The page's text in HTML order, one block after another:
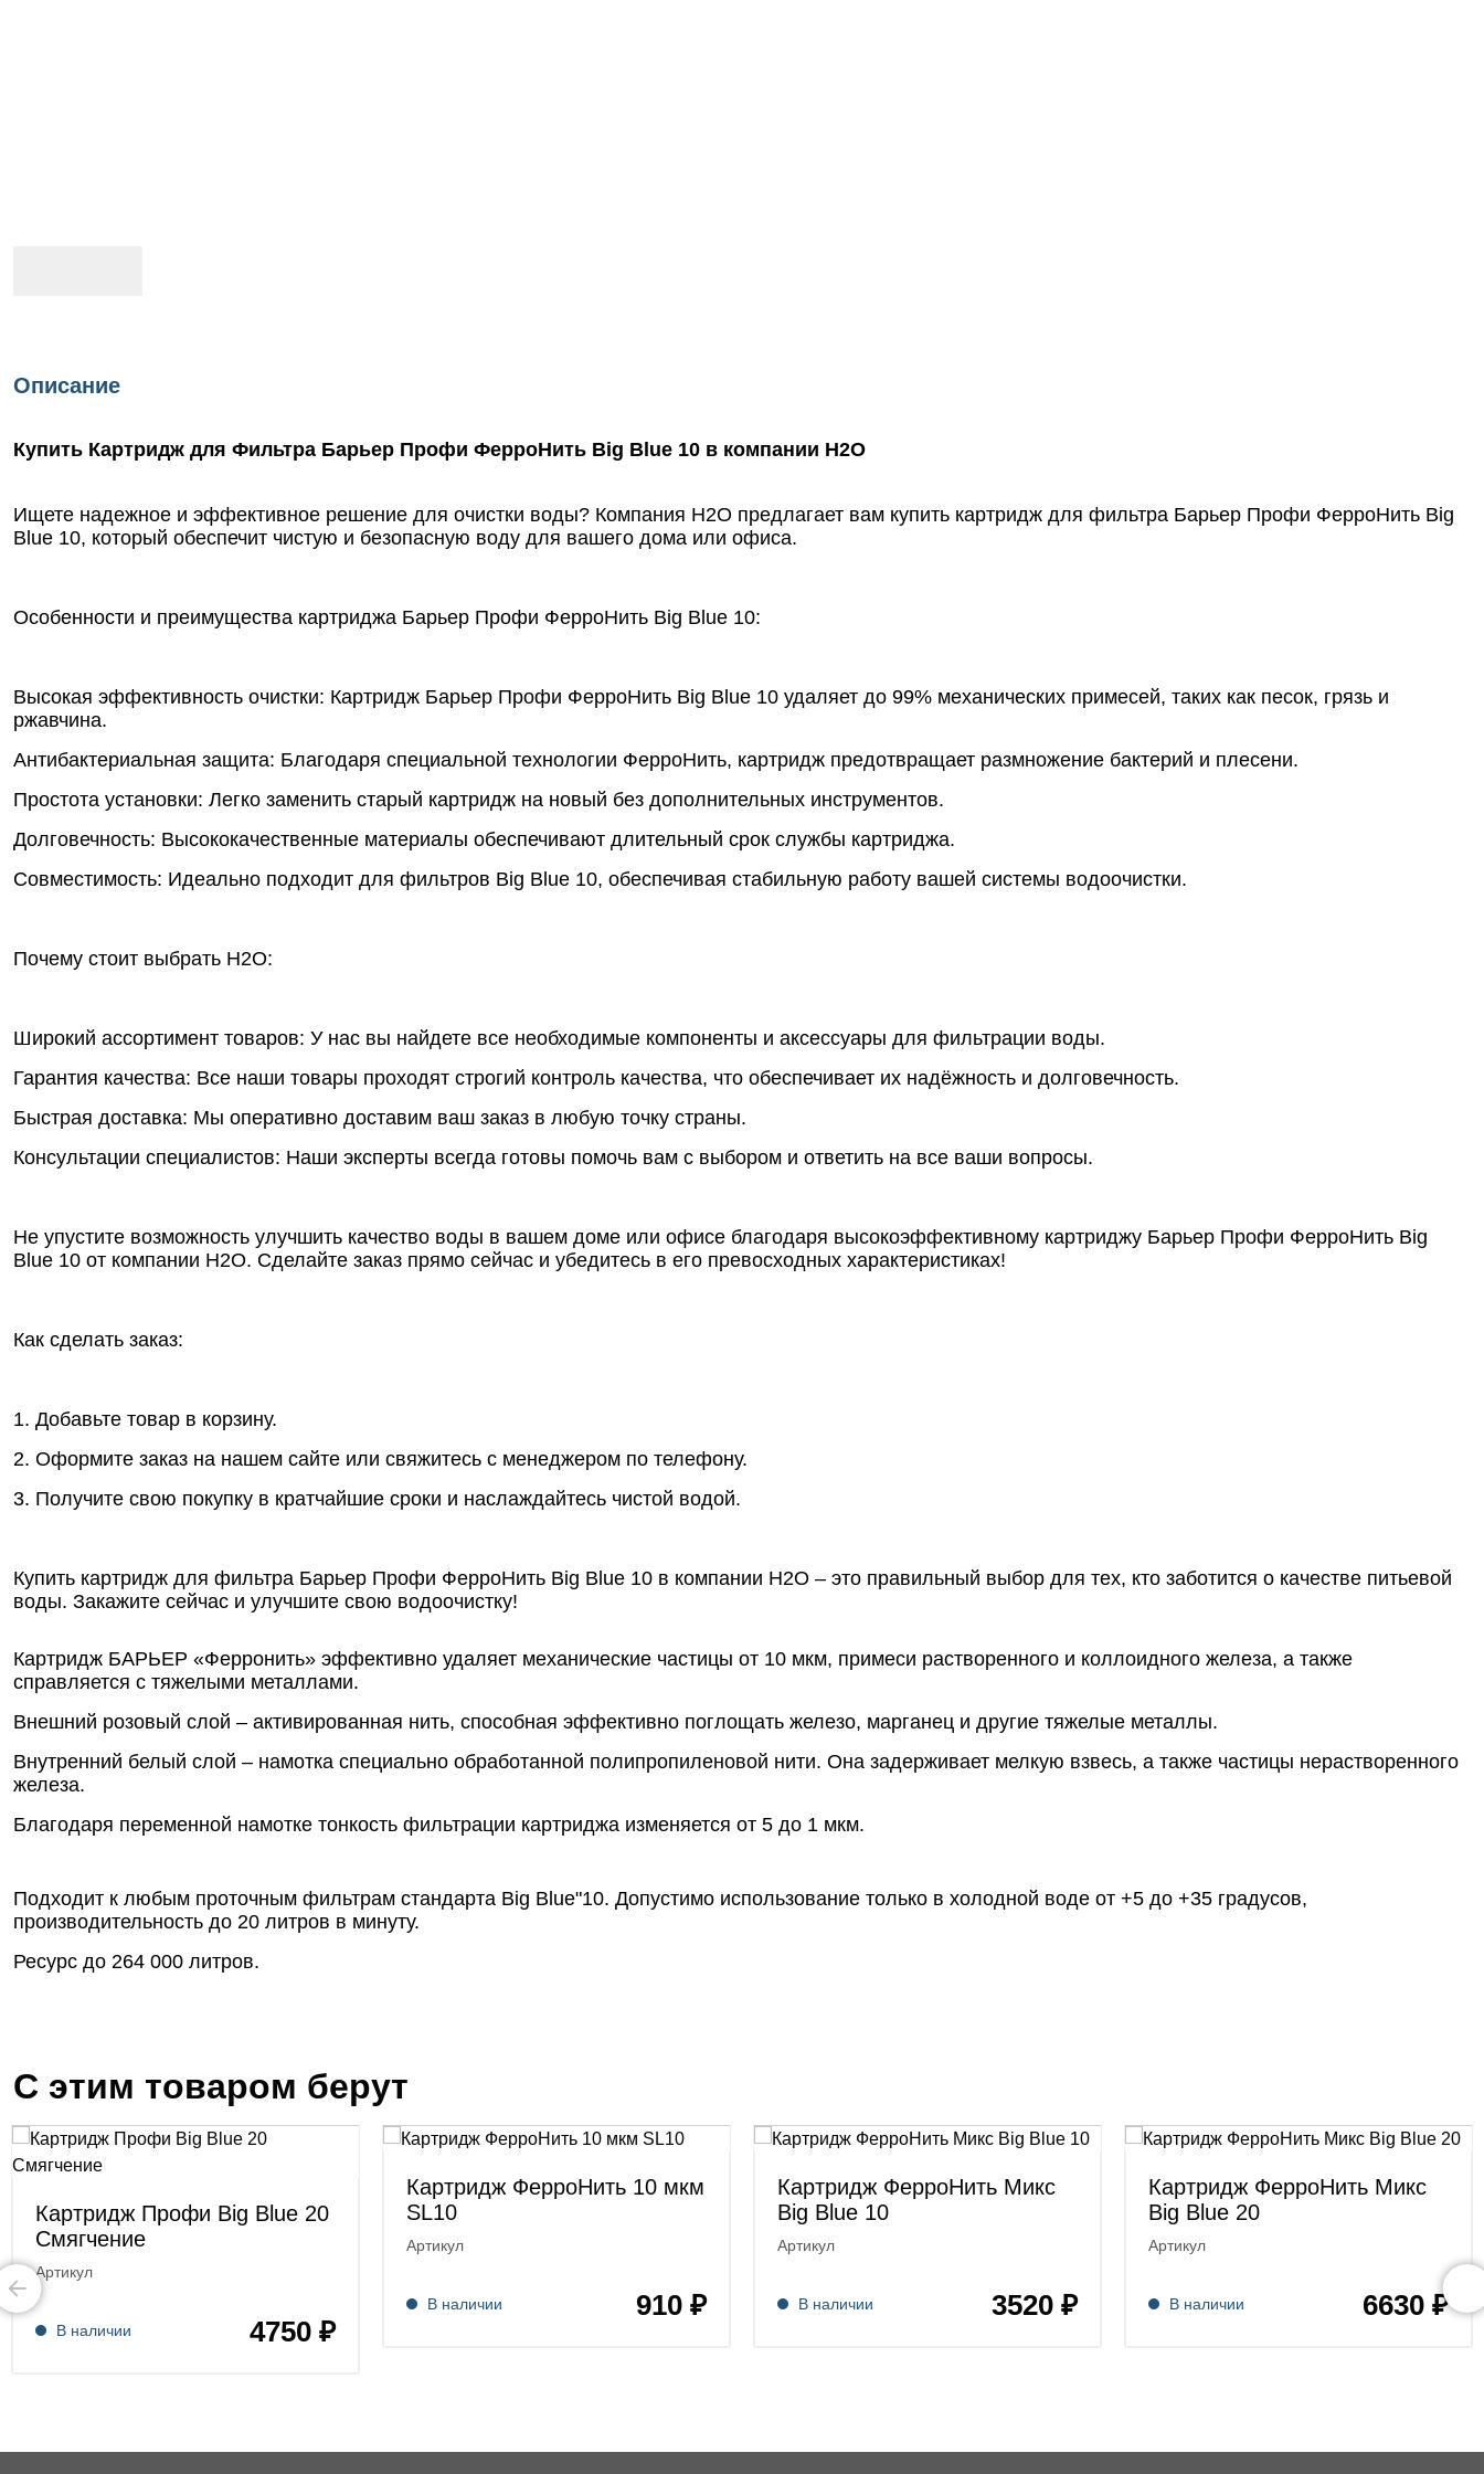
Описание
Купить Картридж для Фильтра Барьер Профи ФерроНить Big Blue 10 в компании Н2О
Ищете надежное и эффективное решение для очистки воды? Компания Н2О предлагает вам купить картридж для фильтра Барьер Профи ФерроНить Big
Blue 10, который обеспечит чистую и безопасную воду для вашего дома или офиса.
Особенности и преимущества картриджа Барьер Профи ФерроНить Big Blue 10:
Высокая эффективность очистки: Картридж Барьер Профи ФерроНить Big Blue 10 удаляет до 99% механических примесей, таких как песок, грязь и
ржавчина.
Антибактериальная защита: Благодаря специальной технологии ФерроНить, картридж предотвращает размножение бактерий и плесени.
Простота установки: Легко заменить старый картридж на новый без дополнительных инструментов.
Долговечность: Высококачественные материалы обеспечивают длительный срок службы картриджа.
Совместимость: Идеально подходит для фильтров Big Blue 10, обеспечивая стабильную работу вашей системы водоочистки.
Почему стоит выбрать Н2О:
Широкий ассортимент товаров: У нас вы найдете все необходимые компоненты и аксессуары для фильтрации воды.
Гарантия качества: Все наши товары проходят строгий контроль качества, что обеспечивает их надёжность и долговечность.
Быстрая доставка: Мы оперативно доставим ваш заказ в любую точку страны.
Консультации специалистов: Наши эксперты всегда готовы помочь вам с выбором и ответить на все ваши вопросы.
Не упустите возможность улучшить качество воды в вашем доме или офисе благодаря высокоэффективному картриджу Барьер Профи ФерроНить Big
Blue 10 от компании Н2О. Сделайте заказ прямо сейчас и убедитесь в его превосходных характеристиках!
Как сделать заказ:
1. Добавьте товар в корзину.
2. Оформите заказ на нашем сайте или свяжитесь с менеджером по телефону.
3. Получите свою покупку в кратчайшие сроки и наслаждайтесь чистой водой.
Купить картридж для фильтра Барьер Профи ФерроНить Big Blue 10 в компании Н2О – это правильный выбор для тех, кто заботится о качестве питьевой
воды. Закажите сейчас и улучшите свою водоочистку!
Картридж БАРЬЕР «Ферронить» эффективно удаляет механические частицы от 10 мкм, примеси растворенного и коллоидного железа, а также
справляется с тяжелыми металлами.
Внешний розовый слой – активированная нить, способная эффективно поглощать железо, марганец и другие тяжелые металлы.
Внутренний белый слой – намотка специально обработанной полипропиленовой нити. Она задерживает мелкую взвесь, а также частицы нерастворенного
железа.
Благодаря переменной намотке тонкость фильтрации картриджа изменяется от 5 до 1 мкм.
Подходит к любым проточным фильтрам стандарта Big Blue"10. Допустимо использование только в холодной воде от +5 до +35 градусов,
производительность до 20 литров в минуту.
Ресурс до 264 000 литров.
С этим товаром берут
Картридж Профи Big Blue 20
Смягчение
Артикул
В наличии 4750 ₽
Картридж ФерроНить 10 мкм
SL10
Артикул
В наличии 910 ₽
Картридж ФерроНить Микс
Big Blue 10
Артикул
В наличии 3520 ₽
Картридж ФерроНить Микс
Big Blue 20
Артикул
В наличии 6630 ₽